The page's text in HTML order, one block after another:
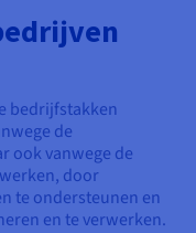
bedrijfstakken
de
ook vanwege de
door
te ondersteunen en
en te verwerken.